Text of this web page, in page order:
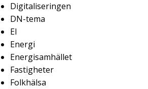
Digitaliseringen
DN-tema
El
Energi
Energisamhället
Fastigheter
Folkhälsa